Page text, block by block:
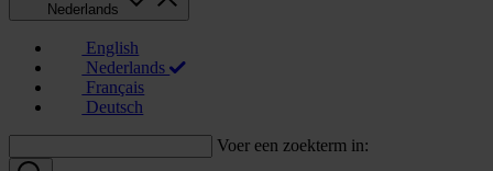
Nederlands
English
Nederlands
Français
Deutsch
Voer een zoekterm in: